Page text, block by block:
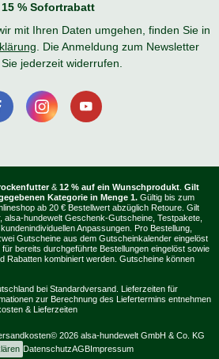
% Sofortrabatt
mit Ihren Daten umgehen, finden Sie in
. Die Anmeldung zum Newsletter
jederzeit widerrufen.
& 12 % auf ein Wunschprodukt Gilt
Kategorie in Menge 1. Gültig bis zum
ab 20 € Bestellwert abzüglich Retoure. Gilt
alsa-hundewelt Geschenk-Gutscheine, Testpakete,
Anpassungen. Pro Bestellung,
Gutscheine aus dem Gutscheinkalender eingelöst
bereits durchgeführte Bestellungen eingelöst sowie
Rabatten kombiniert werden. Gutscheine können
bei Standardversand. Lieferzeiten für
zur Berechnung des Liefertermins entnehmen
& Lieferzeiten
© 2026 alsa-hundewelt GmbH & Co. KG
DatenschutzAGBImpressum